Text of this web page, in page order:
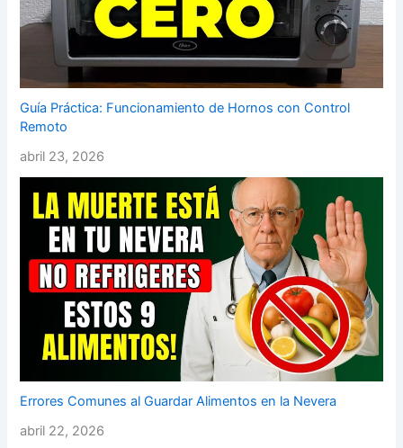
Guía Práctica: Funcionamiento de Hornos con Control
Remoto
abril 23, 2026
Errores Comunes al Guardar Alimentos en la Nevera
abril 22, 2026